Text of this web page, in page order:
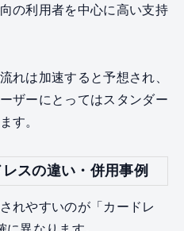
の利用者を中心に高い支持
れは加速すると予想され、
ザーにとってはスタンダー
す。
スの違い・併用事例
れやすいのが「カードレ